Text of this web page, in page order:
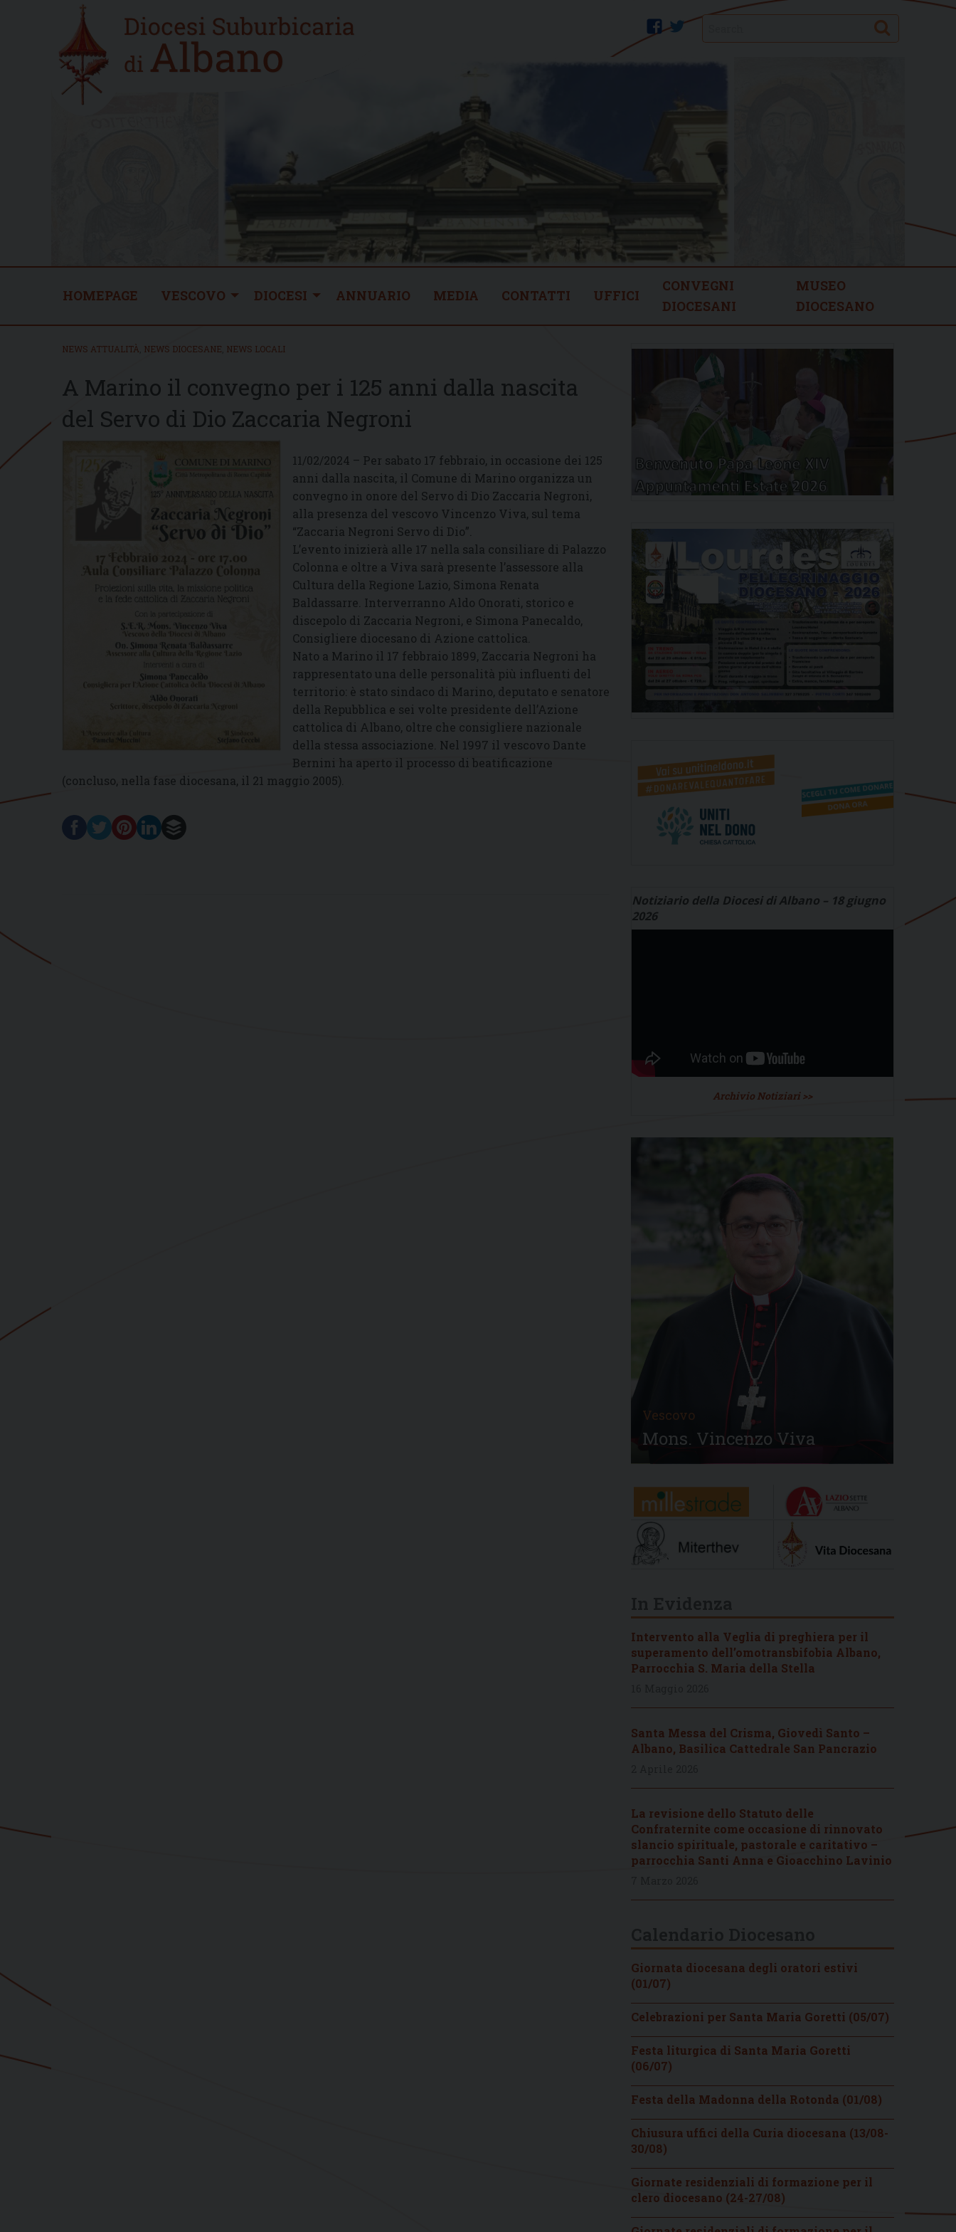
Home
new
twitter
facebook Search
HOMEPAGE VESCOVO DIOCESI ANNUARIO MEDIA CONTATTI UFFICI
CONVEGNI
DIOCESANI
MUSEO
DIOCESANO
NEWS ATTUALITÀ NEWS DIOCESANE NEWS LOCALI
A Marino il convegno per i 125 anni dalla nascita
del Servo di Dio Zaccaria Negroni
11/02/2024 – Per sabato 17 febbraio, in occasione dei 125
anni dalla nascita, il Comune di Marino organizza un
convegno in onore del Servo di Dio Zaccaria Negroni,
alla presenza del vescovo Vincenzo Viva, sul tema
“Zaccaria Negroni Servo di Dio”.
L’evento inizierà alle 17 nella sala consiliare di Palazzo
Colonna e oltre a Viva sarà presente l’assessore alla
Cultura della Regione Lazio, Simona Renata
Baldassarre. Interverranno Aldo Onorati, storico e
discepolo di Zaccaria Negroni, e Simona Panecaldo,
Consigliere diocesano di Azione cattolica.
Nato a Marino il 17 febbraio 1899, Zaccaria Negroni ha
rappresentato una delle personalità più influenti del
territorio: è stato sindaco di Marino, deputato e senatore
della Repubblica e sei volte presidente dell’Azione
cattolica di Albano, oltre che consigliere nazionale
della stessa associazione. Nel 1997 il vescovo Dante
Bernini ha aperto il processo di beatificazione
(concluso, nella fase diocesana, il 21 maggio 2005).
Notiziario della Diocesi di Albano – 18 giugno
2026
Archivio Notiziari >>
Vescovo
Mons. Vincenzo Viva
Intervento alla Veglia di preghiera per il
superamento dell’omotransbifobia Albano,
Parrocchia S. Maria della Stella
Santa Messa del Crisma, Giovedì Santo –
Albano, Basilica Cattedrale San Pancrazio
La revisione dello Statuto delle
Confraternite come occasione di rinnovato
slancio spirituale, pastorale e caritativo –
parrocchia Santi Anna e Gioacchino Lavinio
Giornata diocesana degli oratori estivi
(01/07)
Celebrazioni per Santa Maria Goretti (05/07)
Festa liturgica di Santa Maria Goretti
(06/07)
Festa della Madonna della Rotonda (01/08)
Chiusura uffici della Curia diocesana (13/08-
30/08)
Giornate residenziali di formazione per il
clero diocesano (24-27/08)